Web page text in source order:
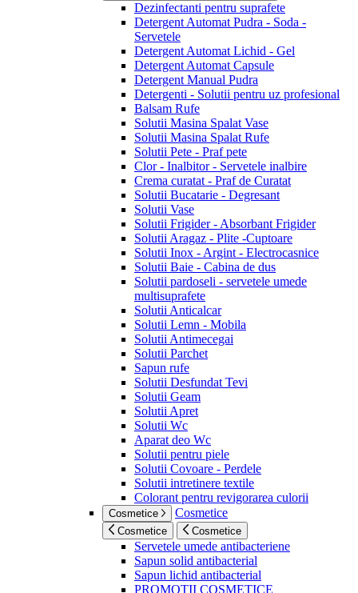
Dezinfectanti pentru suprafete
Detergent Automat Pudra - Soda -
Servetele
Detergent Automat Lichid - Gel
Detergent Automat Capsule
Detergent Manual Pudra
Detergenti - Solutii pentru uz profesional
Balsam Rufe
Solutii Masina Spalat Vase
Solutii Masina Spalat Rufe
Solutii Pete - Praf pete
Clor - Inalbitor - Servetele inalbire
Crema curatat - Praf de Curatat
Solutii Bucatarie - Degresant
Solutii Vase
Solutii Frigider - Absorbant Frigider
Solutii Aragaz - Plite -Cuptoare
Solutii Inox - Argint - Electrocasnice
Solutii Baie - Cabina de dus
Solutii pardoseli - servetele umede
multisuprafete
Solutii Anticalcar
Solutii Lemn - Mobila
Solutii Antimecegai
Solutii Parchet
Sapun rufe
Solutii Desfundat Tevi
Solutii Geam
Solutii Apret
Solutii Wc
Aparat deo Wc
Solutii pentru piele
Solutii Covoare - Perdele
Solutii intretinere textile
Colorant pentru revigorarea culorii
Cosmetice Cosmetice
Cosmetice Cosmetice
Servetele umede antibacteriene
Sapun solid antibacterial
Sapun lichid antibacterial
PROMOTII COSMETICE